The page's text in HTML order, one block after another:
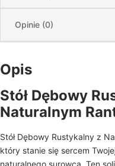
Opinie (0)
Opis
Stół Dębowy
Naturalnym
Stół Dębowy Rustykalny z
który stanie się sercem
naturalnego surowca. Ten